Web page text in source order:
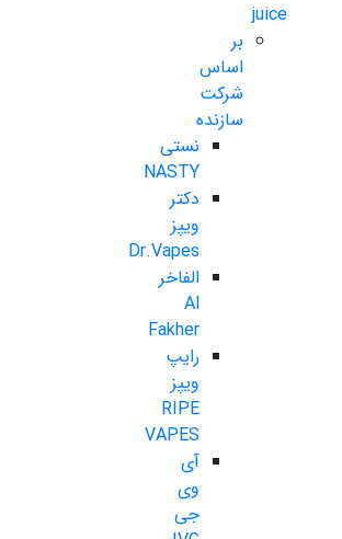
juice
بر
اساس
شرکت
سازنده
نستی
NASTY
دکتر
ویپز
Dr.Vapes
الفاخر
Al
Fakher
رایپ
ویپز
RIPE
VAPES
آی
وی
جی